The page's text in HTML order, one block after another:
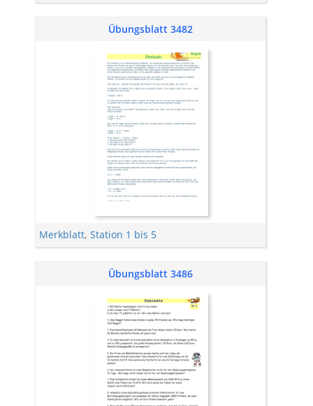
Übungsblatt 3482
Merkblatt, Station 1 bis 5
Übungsblatt 3486